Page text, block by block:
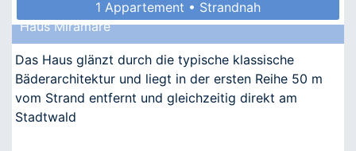
1 Appartement • Strandnah
Haus Miramare
Das Haus glänzt durch die typische klassische
Bäderarchitektur und liegt in der ersten Reihe 50 m
vom Strand entfernt und gleichzeitig direkt am
Stadtwald